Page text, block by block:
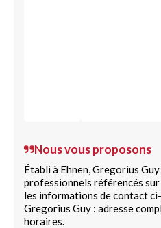
Nous vous proposons
Établi à Ehnen, Gregorius
professionnels référencés
les informations de contact
Gregorius Guy : adresse
horaires.